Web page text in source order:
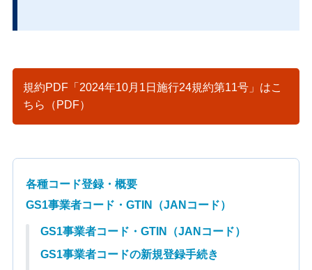
規約PDF「2024年10月1日施行24規約第11号」はこ
ちら（PDF）
各種コード登録・概要
GS1事業者コード・GTIN（JANコード）
GS1事業者コード・GTIN（JANコード）
GS1事業者コードの新規登録手続き